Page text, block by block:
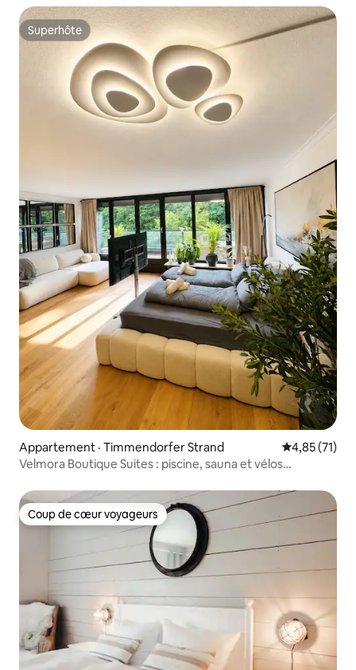
Superhôte
Superhôte
Appartement · Timmendorfer Strand Note
4,85 (71)
Velmora Boutique Suites : piscine, sauna et vélos
Coup de cœur voyageurs
Coup de cœur voyageurs